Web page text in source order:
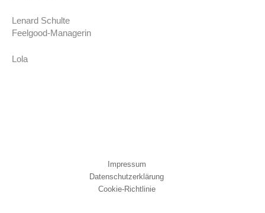
Lenard Schulte
Feelgood-Managerin
Lola
Impressum
Datenschutzerklärung
Cookie-Richtlinie